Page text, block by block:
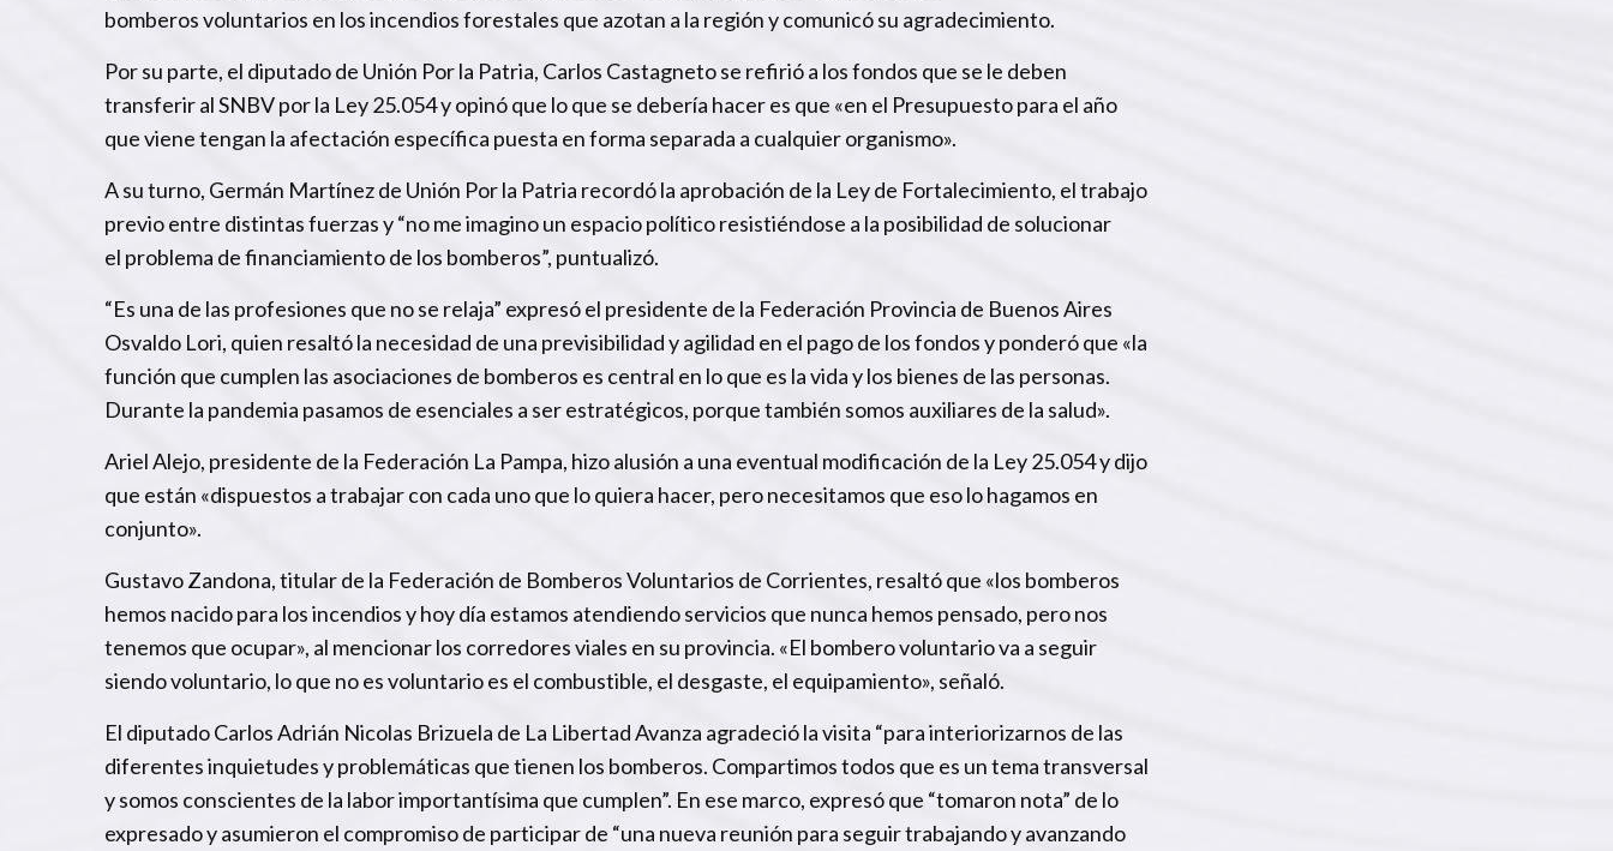
bomberos voluntarios en los incendios forestales que azotan a la región y comunicó su agradecimiento.
Por su parte, el diputado de Unión Por la Patria, Carlos Castagneto se refirió a los fondos que se le deben
transferir al SNBV por la Ley 25.054 y opinó que lo que se debería hacer es que «en el Presupuesto para el año
que viene tengan la afectación específica puesta en forma separada a cualquier organismo».
A su turno, Germán Martínez de Unión Por la Patria recordó la aprobación de la Ley de Fortalecimiento, el trabajo
previo entre distintas fuerzas y “no me imagino un espacio político resistiéndose a la posibilidad de solucionar
el problema de financiamiento de los bomberos”, puntualizó.
“Es una de las profesiones que no se relaja” expresó el presidente de la Federación Provincia de Buenos Aires
Osvaldo Lori, quien resaltó la necesidad de una previsibilidad y agilidad en el pago de los fondos y ponderó que «la
función que cumplen las asociaciones de bomberos es central en lo que es la vida y los bienes de las personas.
Durante la pandemia pasamos de esenciales a ser estratégicos, porque también somos auxiliares de la salud».
Ariel Alejo, presidente de la Federación La Pampa, hizo alusión a una eventual modificación de la Ley 25.054 y dijo
que están «dispuestos a trabajar con cada uno que lo quiera hacer, pero necesitamos que eso lo hagamos en
conjunto».
Gustavo Zandona, titular de la Federación de Bomberos Voluntarios de Corrientes, resaltó que «los bomberos
hemos nacido para los incendios y hoy día estamos atendiendo servicios que nunca hemos pensado, pero nos
tenemos que ocupar», al mencionar los corredores viales en su provincia. «El bombero voluntario va a seguir
siendo voluntario, lo que no es voluntario es el combustible, el desgaste, el equipamiento», señaló.
El diputado Carlos Adrián Nicolas Brizuela de La Libertad Avanza agradeció la visita “para interiorizarnos de las
diferentes inquietudes y problemáticas que tienen los bomberos. Compartimos todos que es un tema transversal
y somos conscientes de la labor importantísima que cumplen”. En ese marco, expresó que “tomaron nota” de lo
expresado y asumieron el compromiso de participar de “una nueva reunión para seguir trabajando y avanzando